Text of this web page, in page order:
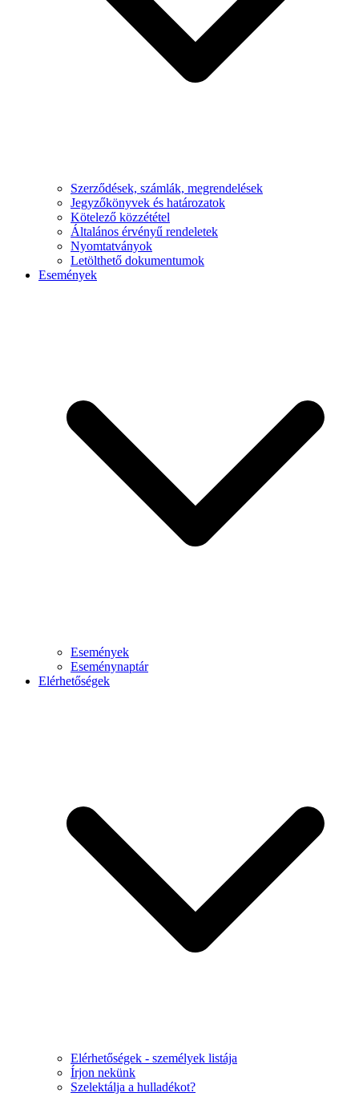
Szerződések, számlák, megrendelések
Jegyzőkönyvek és határozatok
Kötelező közzététel
Általános érvényű rendeletek
Nyomtatványok
Letölthető dokumentumok
Események
Események
Eseménynaptár
Elérhetőségek
Elérhetőségek - személyek listája
Írjon nekünk
Szelektálja a hulladékot?